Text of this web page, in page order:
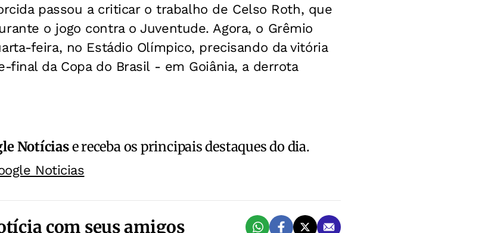
passou a criticar o trabalho de Celso Roth, que
o jogo contra o Juventude. Agora, o Grêmio
feira, no Estádio Olímpico, precisando da vitória
final da Copa do Brasil - em Goiânia, a derrota
Notíciase receba os principais destaques do dia.
Noticias
com seus amigos